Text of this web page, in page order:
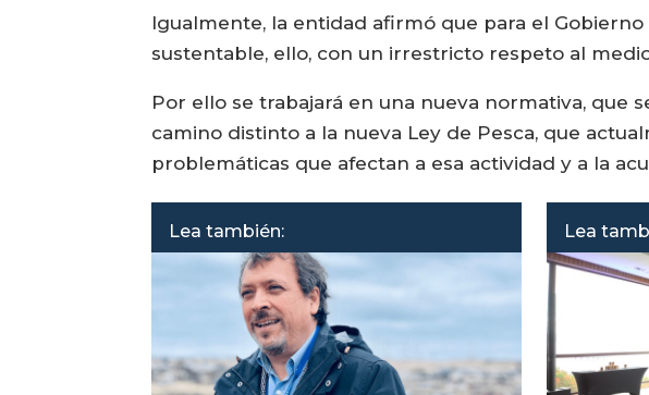
Igualmente, la entidad afirmó que para el
sustentable, ello, con un irrestricto respeto al
Por ello se trabajará en una nueva normativa,
camino distinto a la nueva Ley de Pesca, que
problemáticas que afectan a esa actividad y a la
Lea también: Lea